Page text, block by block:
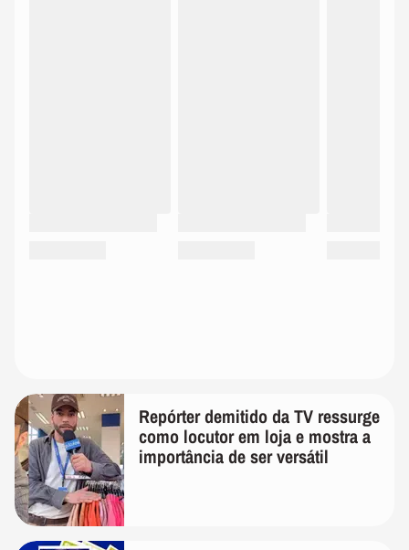
Repórter demitido da TV ressurge
como locutor em loja e mostra a
importância de ser versátil